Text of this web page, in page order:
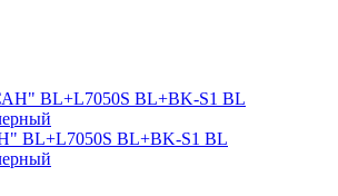
BL+L7050S BL+BK-S1 BL